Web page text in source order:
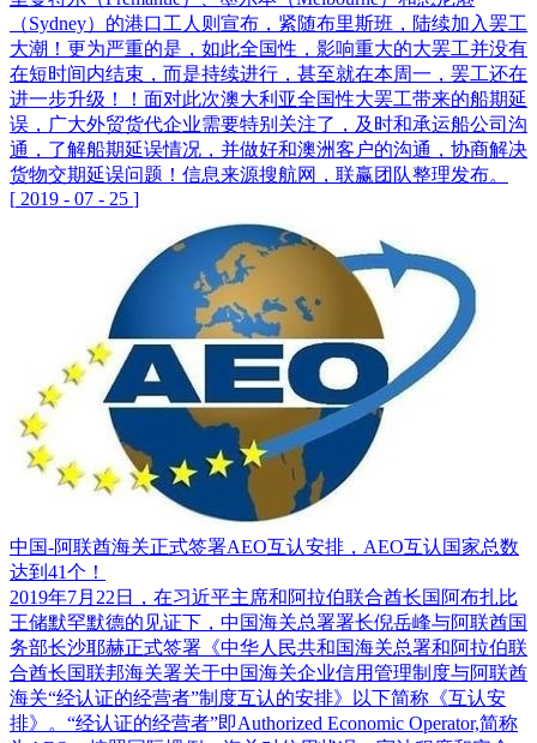
（Sydney）的港口工人则宣布，紧随布里斯班，陆续加入罢工
大潮！更为严重的是，如此全国性，影响重大的大罢工并没有
在短时间内结束，而是持续进行，甚至就在本周一，罢工还在
进一步升级！！面对此次澳大利亚全国性大罢工带来的船期延
误，广大外贸货代企业需要特别关注了，及时和承运船公司沟
通，了解船期延误情况，并做好和澳洲客户的沟通，协商解决
货物交期延误问题！信息来源搜航网，联赢团队整理发布。
[ 2019 - 07 - 25 ]
中国-阿联酋海关正式签署AEO互认安排，AEO互认国家总数
达到41个！
2019年7月22日，在习近平主席和阿拉伯联合酋长国阿布扎比
王储默罕默德的见证下，中国海关总署署长倪岳峰与阿联酋国
务部长沙耶赫正式签署《中华人民共和国海关总署和阿拉伯联
合酋长国联邦海关署关于中国海关企业信用管理制度与阿联酋
海关“经认证的经营者”制度互认的安排》以下简称《互认安
排》。“经认证的经营者”即Authorized Economic Operator,简称